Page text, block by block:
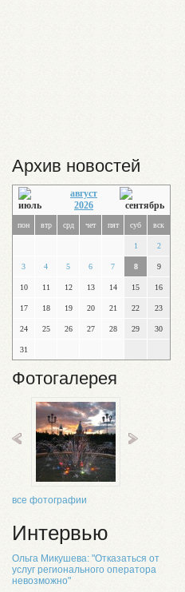
Архив новостей
август
2026
пон втр срд чет пят суб вск
1 2
3 4 5 6 7 8 9
10 11 12 13 14 15 16
17 18 19 20 21 22 23
24 25 26 27 28 29 30
31
Фотогалерея
все фотографии
Интервью
Ольга Микушева: "Отказаться от
услуг регионального оператора
невозможно"